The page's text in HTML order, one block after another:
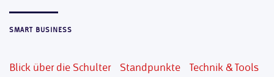
SMART BUSINESS
Blick über die Schulter Standpunkte Technik & Tools